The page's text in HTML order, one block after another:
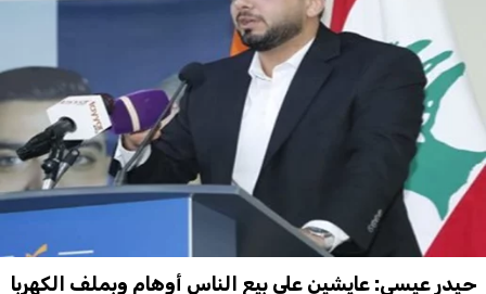
حيدر عيسى: عايشين على بيع الناس أوهام وبملف الكهربا